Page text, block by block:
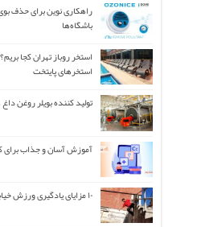
راهکاری نوین برای حذف
باشگاه‌ها
استخر روباز تهران کجا
استخرهای پایتخت
تولید کننده بویلر روغن
آموزش آسان و جذاب برای
۱۰ مزایای یادگیری ورزش خیابانی مانند پارکور